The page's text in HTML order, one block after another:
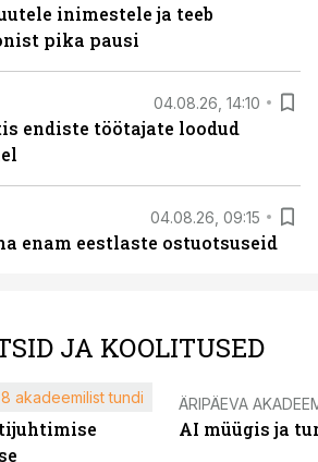
inimestele ja teeb
pika pausi
04.08.26, 14:10
endiste töötajate loodud
04.08.26, 09:15
enam eestlaste ostuotsuseid
JA KOOLITUSED
8 akadeemilist tundi ÄRIPÄEVA
AI müügis ja